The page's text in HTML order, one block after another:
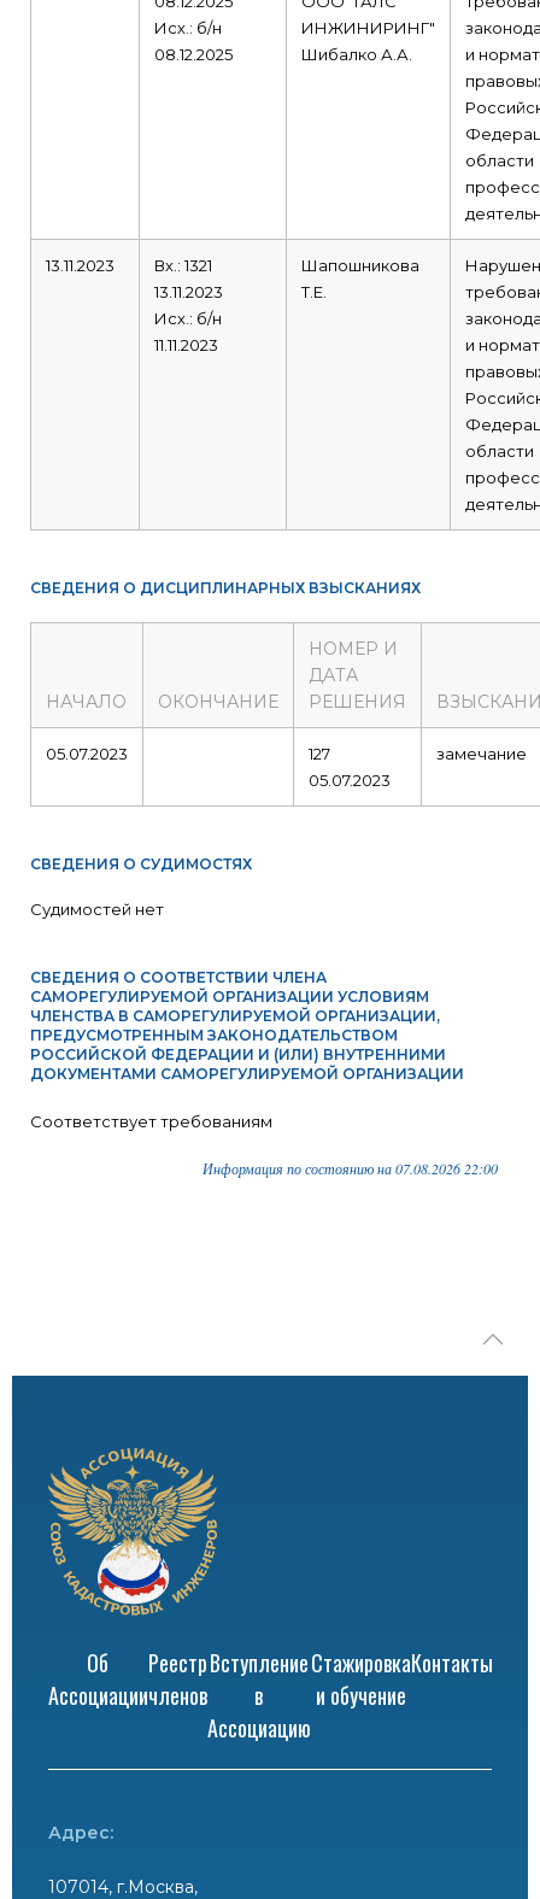
Исх.: б/н
08.12.2025
ИНЖИНИРИНГ"
Шибалко А.А.
и
области
13.11.2023
Вх.: 1321
13.11.2023
Исх.: б/н
11.11.2023
Шапошникова
Т.Е.
и
области
СВЕДЕНИЯ О ДИСЦИПЛИНАРНЫХ ВЗЫСКАНИЯХ
НАЧАЛО ОКОНЧАНИЕ
НОМЕР И
ДАТА
РЕШЕНИЯ
05.07.2023
127
05.07.2023
замечание
СВЕДЕНИЯ О СУДИМОСТЯХ
Судимостей нет
СВЕДЕНИЯ О СООТВЕТСТВИИ ЧЛЕНА
САМОРЕГУЛИРУЕМОЙ ОРГАНИЗАЦИИ УСЛОВИЯМ
ЧЛЕНСТВА В САМОРЕГУЛИРУЕМОЙ ОРГАНИЗАЦИИ,
ПРЕДУСМОТРЕННЫМ ЗАКОНОДАТЕЛЬСТВОМ
РОССИЙСКОЙ ФЕДЕРАЦИИ И (ИЛИ) ВНУТРЕННИМИ
ДОКУМЕНТАМИ САМОРЕГУЛИРУЕМОЙ ОРГАНИЗАЦИИ
Соответствует требованиям
Информация по состоянию на 07.08.2026 22:00
Об
Ассоциации
Реестр
членов
Вступление
в
Ассоциацию
Стажировка
и обучение
Контакты
Адрес:
107014, г.Москва,